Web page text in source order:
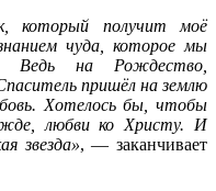
который получит моё
чуда, которое мы
Ведь на Рождество,
пришёл на землю
Хотелось бы, чтобы
любви ко Христу. И
звезда», — заканчивает